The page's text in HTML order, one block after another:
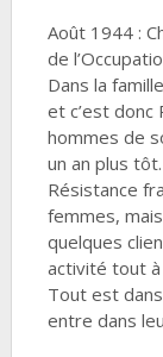
Août 1944 :
de
Dans la
et c’est donc
hommes de
un an plus
Résistance
femmes,
quelques
activité tout
Tout est
entre dans